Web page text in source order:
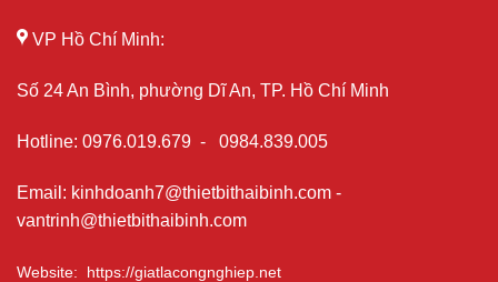
VP Hồ Chí Minh:
Số 24 An Bình, phường Dĩ An, TP. Hồ Chí Minh
Hotline: 0976.019.679 - 0984.839.005
Email : kinhdoanh7@thietbithaibinh.com -
vantrinh@thietbithaibinh.com
Website: https://giatlacongnghiep.net